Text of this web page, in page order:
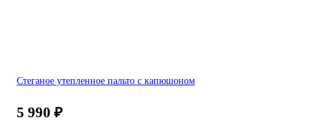
Стеганое утепленное пальто с капюшоном
5 990 ₽